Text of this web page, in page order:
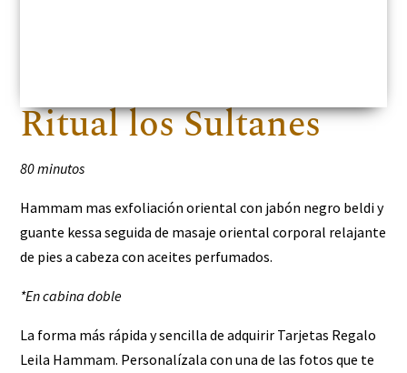
Ritual los Sultanes
80 minutos
Hammam mas exfoliación oriental con jabón negro beldi y
guante kessa seguida de masaje oriental corporal relajante
de pies a cabeza con aceites perfumados.
*En cabina doble
La forma más rápida y sencilla de adquirir Tarjetas Regalo
Leila Hammam. Personalízala con una de las fotos que te